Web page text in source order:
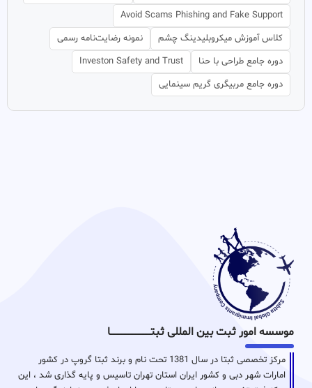
Avoid Scams Phishing and Fake Support
کلاس آموزش میکروبلیدینگ چشم
نمونه رضایت‌نامه رسمی
دوره جامع طراحی با حنا
Investon Safety and Trust
دوره جامع مربیگری گریم سینمایی
موسسه امور ثبت بین المللی ثبتـــــــــــــــــــــــــــــا
مرکز تخصصی ثبتا در سال 1381 تحت نام و برند ثبتا گروپ در کشور
امارات شهر دبی و کشور ایران استان تهران تاسیس و پایه گذاری شد ، این